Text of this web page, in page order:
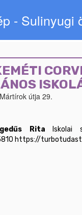
- Sulinyugi
útja 29.
Rita Iskolai
https://